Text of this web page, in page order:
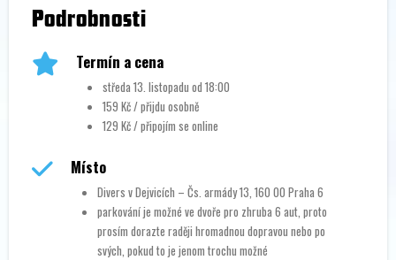
Podrobnosti
Termín a cena
středa 13. listopadu od 18:00
159 Kč / přijdu osobně
129 Kč / připojím se online
Místo
Divers v Dejvicích – Čs. armády 13, 160 00 Praha 6
parkování je možné ve dvoře pro zhruba 6 aut, proto
prosím dorazte raději hromadnou dopravou nebo po
svých, pokud to je jenom trochu možné